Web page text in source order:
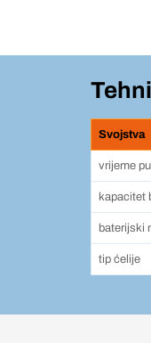
Svojstva
vrijeme
kapacitet
baterijski
tip ćelije